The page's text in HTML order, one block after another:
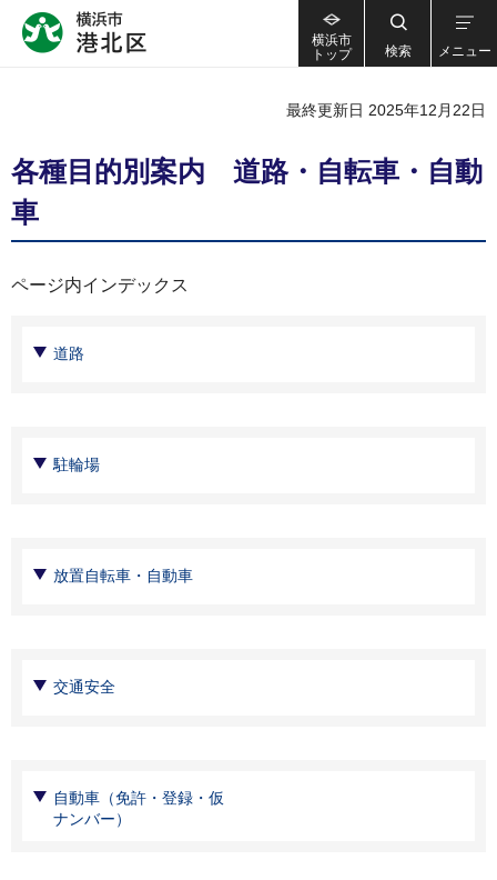
横浜市
トップ
検索 メニュー
最終更新日 2025年12月22日
各種目的別案内 道路・自転車・自動
車
ページ内インデックス
道路
駐輪場
放置自転車・自動車
交通安全
自動車（免許・登録・仮
ナンバー）